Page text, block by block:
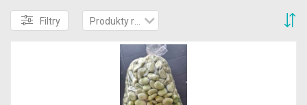
Filtry Produkty rolne